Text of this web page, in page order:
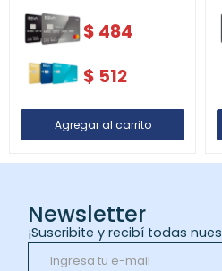
$ 484
$ 512
Newsletter
¡Suscribite y recibí todas